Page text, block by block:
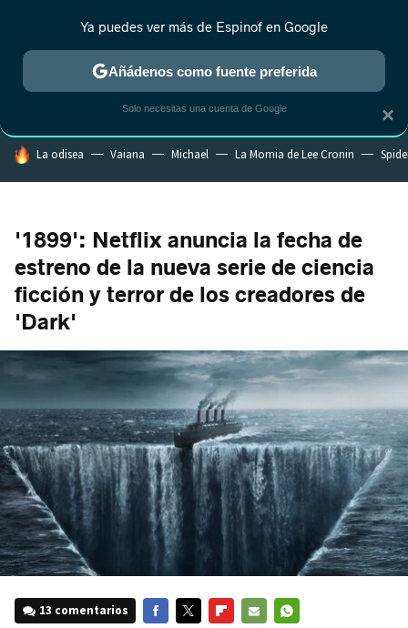
MENÚ NUEVO
ESTRENOS REALITY ANIME RANKINGS CINE
HOY SE HABLA DE
La odisea Vaiana Michael La Momia de Lee Cronin
'1899': Netflix anuncia la fecha de
estreno de la nueva serie de ciencia
ficción y terror de los creadores de
'Dark'
13 comentarios
×
Ya puedes ver más de Espinof en Google
Añádenos como fuente preferida
Solo necesitas una cuenta de Google